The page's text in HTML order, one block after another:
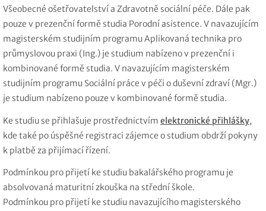
Všeobecné ošetřovatelství a Zdravotně sociální péče. Dále pak
pouze v prezenční formě studia Porodní asistence. V navazujícím
magisterském studijním programu Aplikovaná technika pro
průmyslovou praxi (Ing.) je studium nabízeno v prezenční i
kombinované formě studia. V navazujícím magisterském
studijním programu Sociální práce v péči o duševní zdraví (Mgr.)
je studium nabízeno pouze v kombinované formě studia.
Ke studiu se přihlašuje prostřednictvím elektronické přihlášky,
kde také po úspěšné registraci zájemce o studium obdrží pokyny
k platbě za přijímací řízení.
Podmínkou pro přijetí ke studiu bakalářského programu je
absolvovaná maturitní zkouška na střední škole.
Podmínkou pro přijetí ke studiu navazujícího magisterského